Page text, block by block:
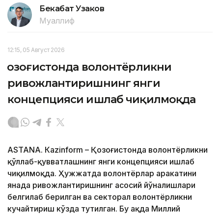
Бекабат Узаков
Муаллиф
12:15, 05 Август 2026
Қозоғистонда волонтёрликни
ривожлантиришнинг янги
концепцияси ишлаб чиқилмоқда
ASTANА. Кazinform – Қозоғистонда волонтёрликни
қўллаб-қувватлашнинг янги концепцияси ишлаб
чиқилмоқда. Ҳужжатда волонтёрлар ҳаракатини
янада ривожлантиришнинг асосий йўналишлари
белгилаб берилган ва секторал волонтёрликни
кучайтириш кўзда тутилган. Бу ҳақда Миллий